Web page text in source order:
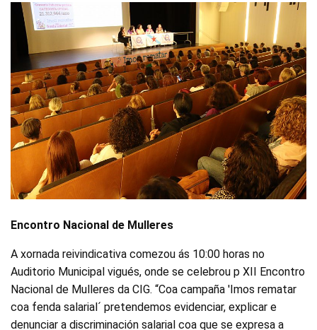
Encontro Nacional de Mulleres
A xornada reivindicativa comezou ás 10:00 horas no
Auditorio Municipal vigués, onde se celebrou p XII Encontro
Nacional de Mulleres da CIG. “Coa campaña 'Imos rematar
coa fenda salarial´ pretendemos evidenciar, explicar e
denunciar a discriminación salarial coa que se expresa a